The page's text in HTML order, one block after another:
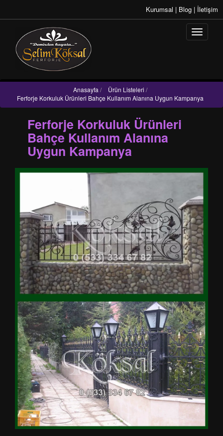
Kurumsal | Blog | İletişim
Anasayfa / Ürün Listeleri /
Ferforje Korkuluk Ürünleri Bahçe Kullanım Alanına Uygun Kampanya
Ferforje Korkuluk Ürünleri
Bahçe Kullanım Alanına
Uygun Kampanya